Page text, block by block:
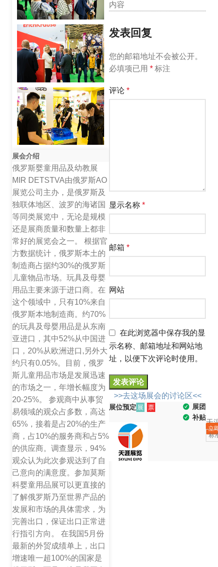
展会介绍
俄罗斯婴童用品及幼教展
MIR DETSTVA由俄罗斯AO
展览公司主办，是俄罗斯及
独联体地区、波罗的海诸国
等同类展览中，无论是规模
还是展商质量和数量上都非
常好的展览会之一。 根据官
方数据统计，俄罗斯本土的
制造商占据约30%的俄罗斯
儿童物品市场。玩具及母婴
用品主要来源于进口商。在
这个领域中，只有10%来自
俄罗斯本地制造商。约70%
的玩具及母婴用品是从东南
亚进口，其中52%从中国进
口，20%从欧洲进口,另外大
约只有0.05%。目前，俄罗
斯儿童用品市场是发展迅速
的市场之一，年增长幅度为
20-25%。 参观商中从事贸
易领域的观众占多数，高达
65%，接着是占20%的生产
商，占10%的服务商和占5%
的供应商。调查显示，94%
观众认为此次参观达到了自
己意向的满意度。参加莫斯
科婴童用品展可以更直接的
了解俄罗斯乃至世界产品的
发展和市场的具体需求，为
完善出口，保证出口正常进
行指引方向。 在我国5月份
最新的外贸成绩单上，出口
增速唯一超100%的国家是
内容
发表回复
您的邮箱地址不会被公开。
必填项已用 * 标注
评论 *
显示名称 *
邮箱 *
网站
在此浏览器中保存我的显
示名称、邮箱地址和网站地
址，以便下次评论时使用。
>>去这场展会的讨论区<<
展位预定 展 票
展团
补贴
天
立
标